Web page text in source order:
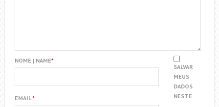
NOME | NAME*
EMAIL*
SALVAR
MEUS
DADOS
NESTE